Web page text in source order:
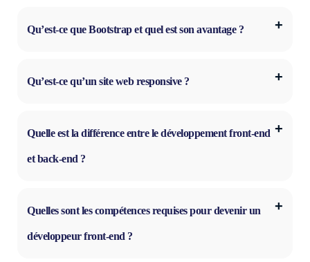
Qu’est-ce que Bootstrap et quel est son avantage ?
Qu’est-ce qu’un site web responsive ?
Quelle est la différence entre le développement front-end
et back-end ?
Quelles sont les compétences requises pour devenir un
développeur front-end ?